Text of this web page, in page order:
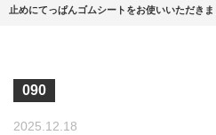
止めにてっぱんゴムシートをお使いいただきま
090
2025.12.18